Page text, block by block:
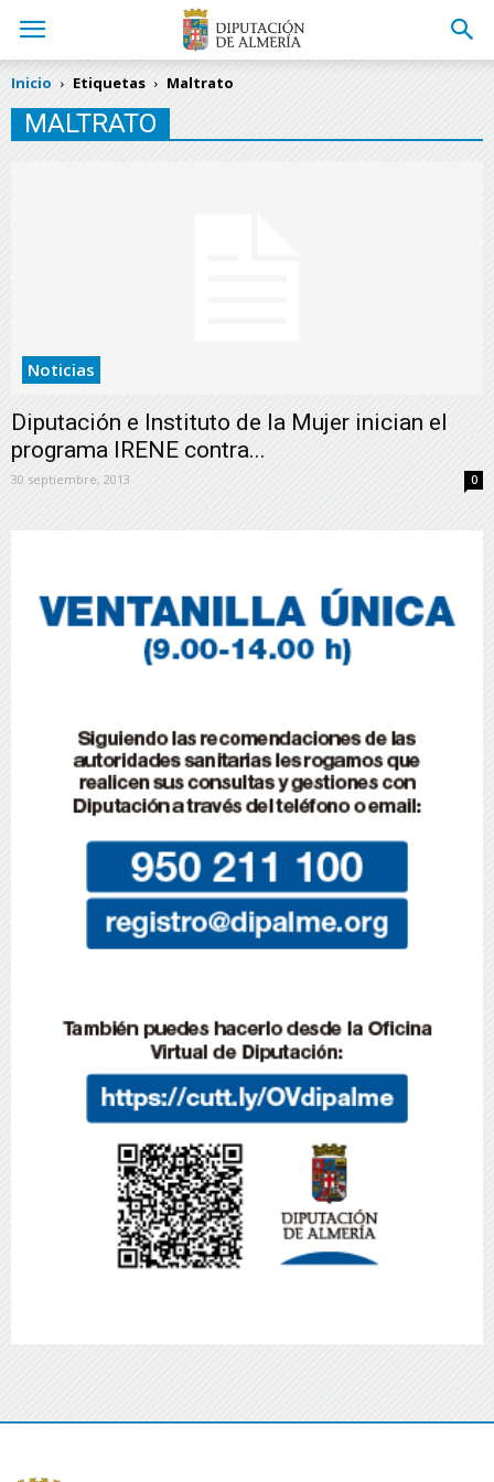
Inicio Etiquetas Maltrato
MALTRATO
Noticias
Diputación e Instituto de la Mujer inician el
programa IRENE contra...
30 septiembre, 2013 0